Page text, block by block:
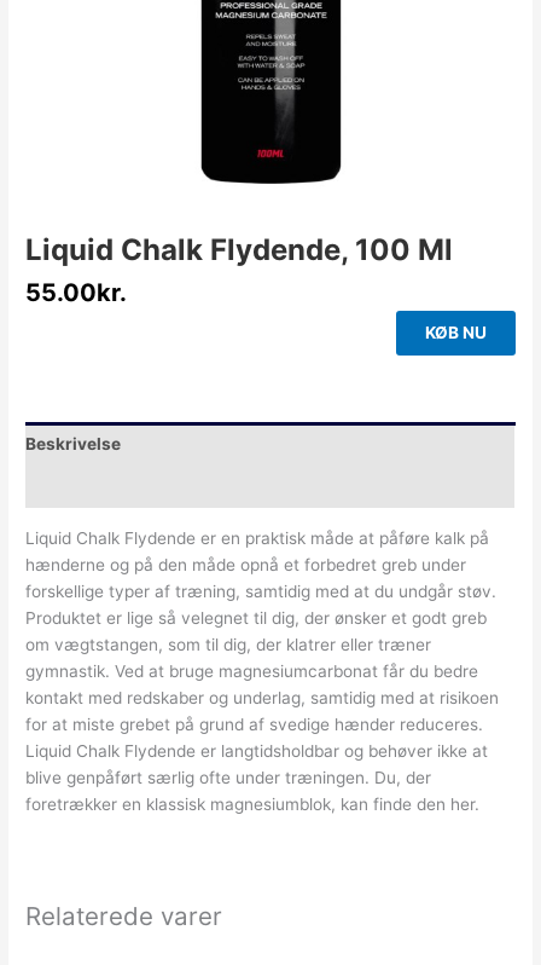
Liquid Chalk Flydende, 100 Ml
55.00kr.
KØB NU
Beskrivelse
Liquid Chalk Flydende er en praktisk måde at påføre kalk på
hænderne og på den måde opnå et forbedret greb under
forskellige typer af træning, samtidig med at du undgår støv.
Produktet er lige så velegnet til dig, der ønsker et godt greb
om vægtstangen, som til dig, der klatrer eller træner
gymnastik. Ved at bruge magnesiumcarbonat får du bedre
kontakt med redskaber og underlag, samtidig med at risikoen
for at miste grebet på grund af svedige hænder reduceres.
Liquid Chalk Flydende er langtidsholdbar og behøver ikke at
blive genpåført særlig ofte under træningen. Du, der
foretrækker en klassisk magnesiumblok, kan finde den her.
Relaterede varer